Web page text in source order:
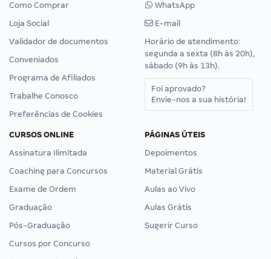
Como Comprar
Loja Social
Validador de documentos
Conveniados
Programa de Afiliados
Trabalhe Conosco
Preferências de Cookies
WhatsApp
E-mail
Horário de atendimento:
segunda a sexta (8h às 20h),
sábado (9h às 13h).
Foi aprovado?
Envie-nos a sua história!
CURSOS ONLINE
Assinatura Ilimitada
Coaching para Concursos
Exame de Ordem
Graduação
Pós-Graduação
Cursos por Concurso
PÁGINAS ÚTEIS
Depoimentos
Material Grátis
Aulas ao Vivo
Aulas Grátis
Sugerir Curso